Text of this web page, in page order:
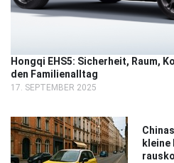
Hongqi EHS5: Sicherheit, Raum,
den Familienalltag
17. SEPTEMBER 2025